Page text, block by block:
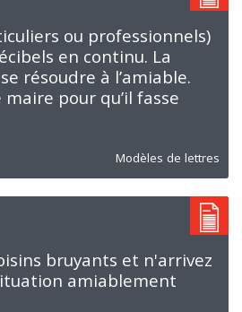
Modèles de lettres
ou professionnels)
en continu. La
résoudre à l’amiable.
maire pour qu’il fasse
bruyants et n'arrivez
amiablement